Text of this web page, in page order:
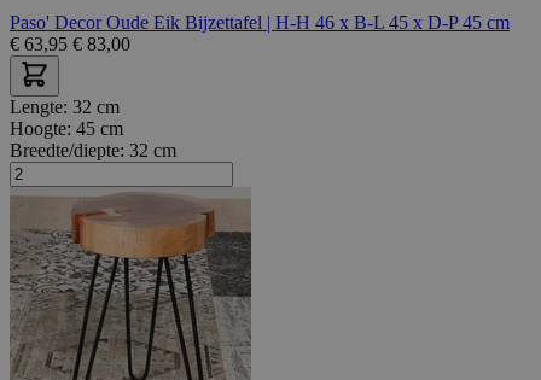
Paso' Decor Oude Eik Bijzettafel | H-H 46 x B-L 45 x D-P 45 cm
€ 63,95 € 83,00
Lengte: 32 cm
Hoogte: 45 cm
Breedte/diepte: 32 cm